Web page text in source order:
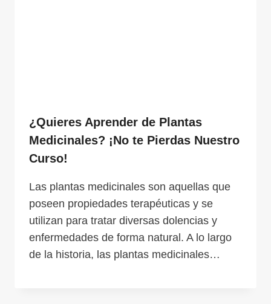
¿Quieres Aprender de Plantas
Medicinales? ¡No te Pierdas Nuestro
Curso!
Las plantas medicinales son aquellas que
poseen propiedades terapéuticas y se
utilizan para tratar diversas dolencias y
enfermedades de forma natural. A lo largo
de la historia, las plantas medicinales…